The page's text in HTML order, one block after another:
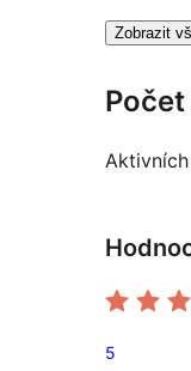
Zobrazit
5